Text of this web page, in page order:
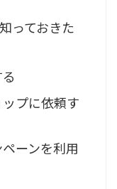
っておきた
プに依頼す
ーンを利用